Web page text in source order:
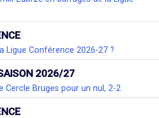
Ligue Conférence 2026-27 ?
2026/27
Cercle Bruges pour un nul, 2-2